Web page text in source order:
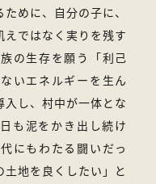
めに、自分の子に、
ではなく実りを残す
の生存を願う「利己
いエネルギーを生ん
し、村中が一体とな
も泥をかき出し続け
にもわたる闘いだっ
地を良くしたい」と